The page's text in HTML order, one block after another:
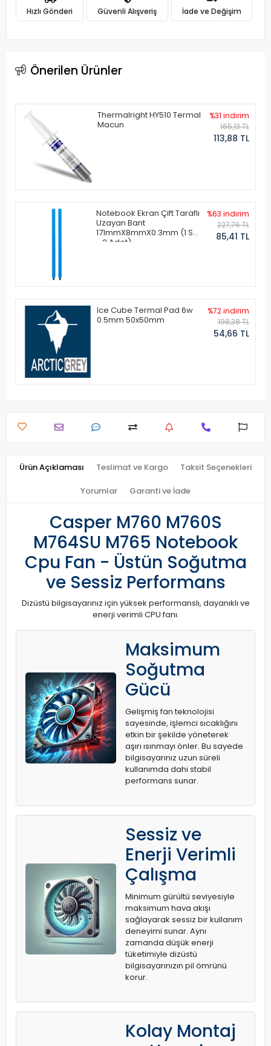
Hızlı Gönderi Güvenli Alışveriş İade ve Değişim
Önerilen Ürünler
Thermalright HY510 Termal
Macun
%31 indirim
165,13 TL
113,88 TL
Notebook Ekran Çift Taraflı
Uzayan Bant
171mmX8mmX0.3mm (1 Set
- 2 Adet)
%63 indirim
227,76 TL
85,41 TL
Ice Cube Termal Pad 6w
0.5mm 50x50mm
%72 indirim
198,38 TL
54,66 TL
Ürün Açıklaması Teslimat ve Kargo Taksit Seçenekleri
Yorumlar Garanti ve İade
Casper M760 M760S
M764SU M765 Notebook
Cpu Fan - Üstün Soğutma
ve Sessiz Performans
Dizüstü bilgisayarınız için yüksek performanslı, dayanıklı ve
enerji verimli CPU fanı.
Maksimum
Soğutma
Gücü
Gelişmiş fan teknolojisi
sayesinde, işlemci sıcaklığını
etkin bir şekilde yöneterek
aşırı ısınmayı önler. Bu sayede
bilgisayarınız uzun süreli
kullanımda dahi stabil
performans sunar.
Sessiz ve
Enerji Verimli
Çalışma
Minimum gürültü seviyesiyle
maksimum hava akışı
sağlayarak sessiz bir kullanım
deneyimi sunar. Aynı
zamanda düşük enerji
tüketimiyle dizüstü
bilgisayarınızın pil ömrünü
korur.
Kolay Montaj